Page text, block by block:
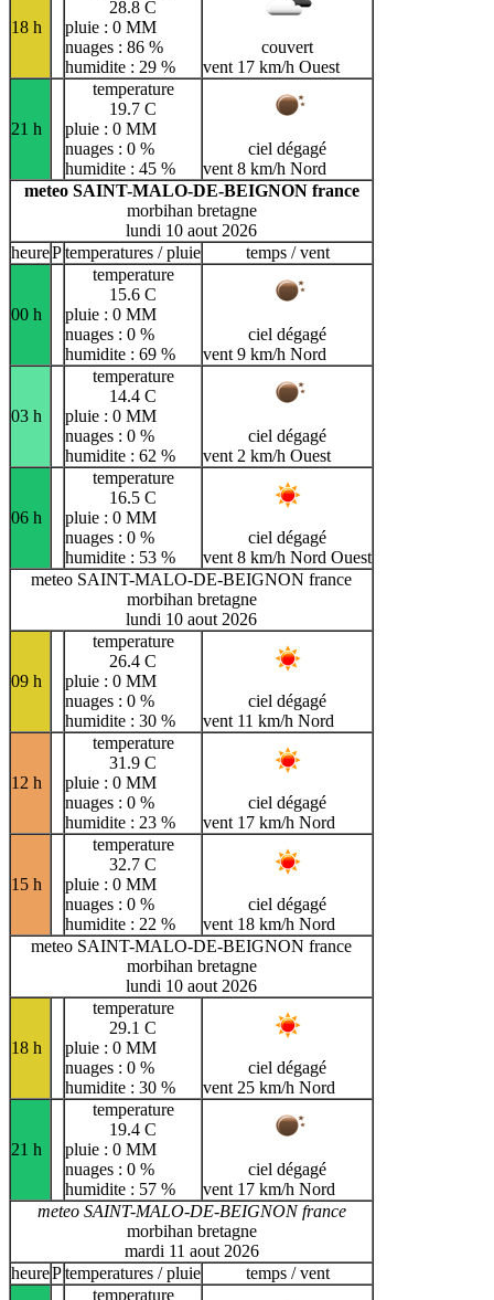
18 h
28.8 C
pluie : 0 MM
nuages : 86 %
humidite : 29 %
couvert
vent 17 km/h Ouest
21 h
temperature
19.7 C
pluie : 0 MM
nuages : 0 %
humidite : 45 %
ciel dégagé
vent 8 km/h Nord
meteo SAINT-MALO-DE-BEIGNON france
morbihan bretagne
lundi 10 aout 2026
heurePtemperatures / pluie temps / vent
00 h
temperature
15.6 C
pluie : 0 MM
nuages : 0 %
humidite : 69 %
ciel dégagé
vent 9 km/h Nord
03 h
temperature
14.4 C
pluie : 0 MM
nuages : 0 %
humidite : 62 %
ciel dégagé
vent 2 km/h Ouest
06 h
temperature
16.5 C
pluie : 0 MM
nuages : 0 %
humidite : 53 %
ciel dégagé
vent 8 km/h Nord Ouest
meteo SAINT-MALO-DE-BEIGNON france
morbihan bretagne
lundi 10 aout 2026
09 h
temperature
26.4 C
pluie : 0 MM
nuages : 0 %
humidite : 30 %
ciel dégagé
vent 11 km/h Nord
12 h
temperature
31.9 C
pluie : 0 MM
nuages : 0 %
humidite : 23 %
ciel dégagé
vent 17 km/h Nord
15 h
temperature
32.7 C
pluie : 0 MM
nuages : 0 %
humidite : 22 %
ciel dégagé
vent 18 km/h Nord
meteo SAINT-MALO-DE-BEIGNON france
morbihan bretagne
lundi 10 aout 2026
18 h
temperature
29.1 C
pluie : 0 MM
nuages : 0 %
humidite : 30 %
ciel dégagé
vent 25 km/h Nord
21 h
temperature
19.4 C
pluie : 0 MM
nuages : 0 %
humidite : 57 %
ciel dégagé
vent 17 km/h Nord
meteo SAINT-MALO-DE-BEIGNON france
morbihan bretagne
mardi 11 aout 2026
heurePtemperatures / pluie temps / vent
temperature